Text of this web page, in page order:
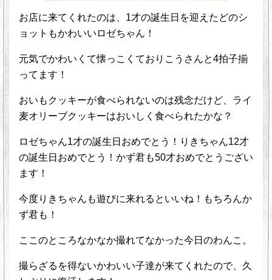
お店に来てくれたのは、1才の誕生日を迎えたどのシ
ョットもかわいいロゼちゃん！
元気でかわいくて懐っこくておりこうさんと4拍子揃
ってます！
おいもクッキーが食べられないのは残念だけど、ライ
麦オリーブクッキーはおいしく食べられたかな？
ロゼちゃん1才の誕生日おめでとう！りきちゃん12才
の誕生日おめでとう！かず君も50才おめでとうござい
ます！
今度りきちゃんも遊びに来れるといいね！もちろんか
ず君も！
ここのところなかなか撮れてなかった今日のわんこ。
撮らざるを得ないかわいい子達が来てくれたので、久